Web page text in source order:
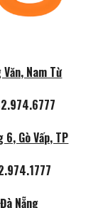
Nam Từ
Gò Vấp, TP
Nẵng